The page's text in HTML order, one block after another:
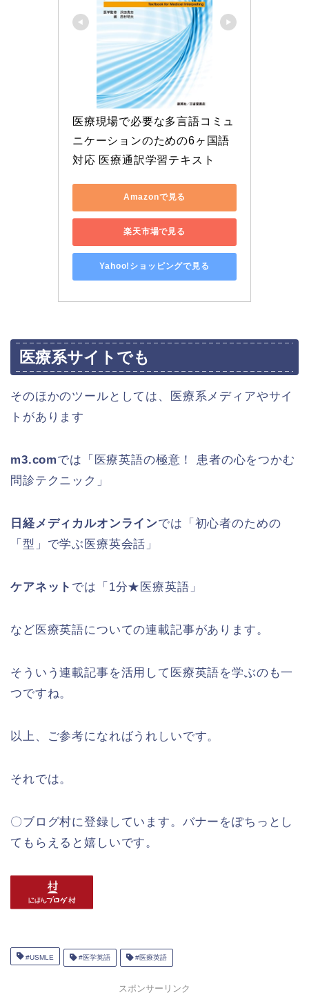
医療現場で必要な多言語コミュ
ニケーションのための6ヶ国語
対応 医療通訳学習テキスト
Amazonで見る
楽天市場で見る
Yahoo!ショッピングで見る
医療系サイトでも
そのほかのツールとしては、医療系メディアやサイ
トがあります
m3.comでは「医療英語の極意！ 患者の心をつかむ
問診テクニック」
日経メディカルオンラインでは「初心者のための
「型」で学ぶ医療英会話」
ケアネット では「1分★医療英語」
など医療英語についての連載記事があります。
そういう連載記事を活用して医療英語を学ぶのも一
つですね。
以上、ご参考になればうれしいです。
それでは。
〇ブログ村に登録しています。バナーをぽちっとし
てもらえると嬉しいです。
#USMLE #医学英語 #医療英語
スポンサーリンク